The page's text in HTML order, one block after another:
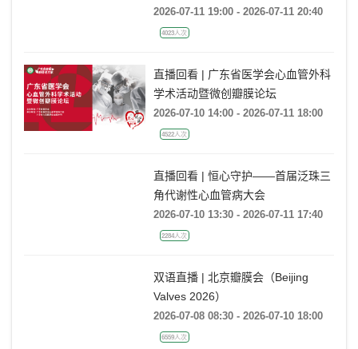
2026-07-11 19:00 - 2026-07-11 20:40
4023人次
直播回看 | 广东省医学会心血管外科
学术活动暨微创瓣膜论坛
2026-07-10 14:00 - 2026-07-11 18:00
4522人次
直播回看 | 恒心守护——首届泛珠三
角代谢性心血管病大会
2026-07-10 13:30 - 2026-07-11 17:40
2284人次
双语直播 | 北京瓣膜会（Beijing
Valves 2026）
2026-07-08 08:30 - 2026-07-10 18:00
6559人次